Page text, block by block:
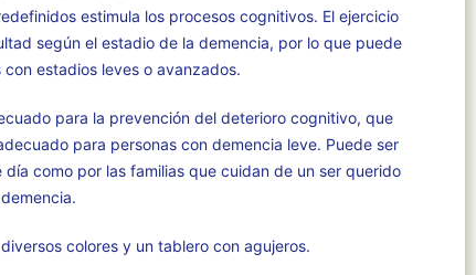
estimula los procesos cognitivos. El ejercicio
según el estadio de la demencia, por lo que puede
estadios leves o avanzados.
para la prevención del deterioro cognitivo, que
para personas con demencia leve. Puede ser
como por las familias que cuidan de un ser querido
colores y un tablero con agujeros.